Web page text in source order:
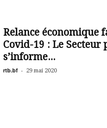
Relance économique
Covid-19 : Le Secteur
s’informe...
rtb.bf - 29 mai 2020